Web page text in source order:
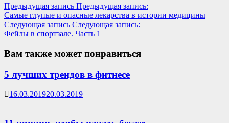
Предыдущая запись Предыдущая запись:
Самые глупые и опасные лекарства в истории медицины
Следующая запись Следующая запись:
Фейлы в спортзале. Часть 1
Вам также может понравиться
5 лучших трендов в фитнесе
16.03.201920.03.2019